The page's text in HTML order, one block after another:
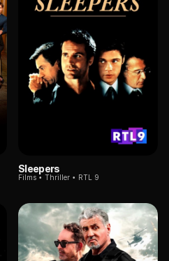
Sleepers
Films Thriller RTL 9